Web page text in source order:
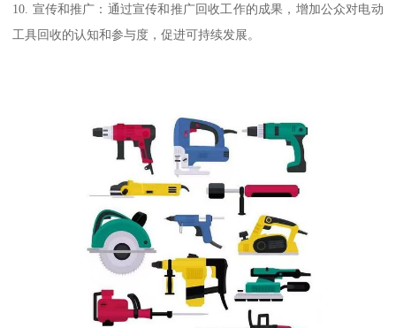
10. 宣传和推广：通过宣传和推广回收工作的成果，增加公众对电动
工具回收的认知和参与度，促进可持续发展。